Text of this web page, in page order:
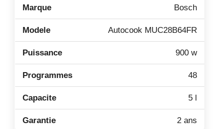
Bosch
Autocook MUC28B64FR
900 w
48
5 l
2 ans